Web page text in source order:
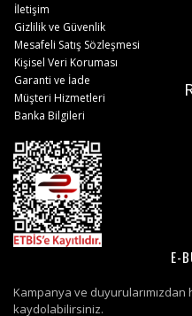
İletişim
Gizlilik ve Güvenlik
Mesafeli Satış Sözleşmesi
Kişisel Veri Koruması
Garanti ve İade
Müşteri Hizmetleri
Banka Bilgileri
E-
Kampanya ve
kaydolabilirsiniz.